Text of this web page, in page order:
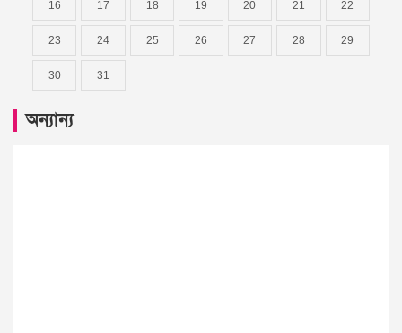
16 17 18 19 20 21 22
23 24 25 26 27 28 29
30 31
অন্যান্য